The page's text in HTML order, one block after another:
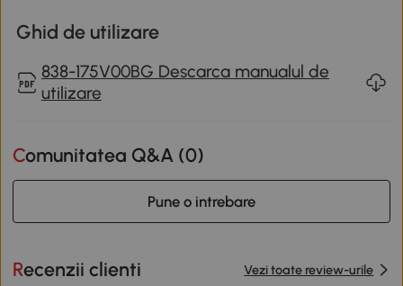
Ghid de utilizare
838-175V00BG Descarca manualul de
utilizare
Comunitatea Q&A (0)
Pune o intrebare
Recenzii clienti Vezi toate review-urile